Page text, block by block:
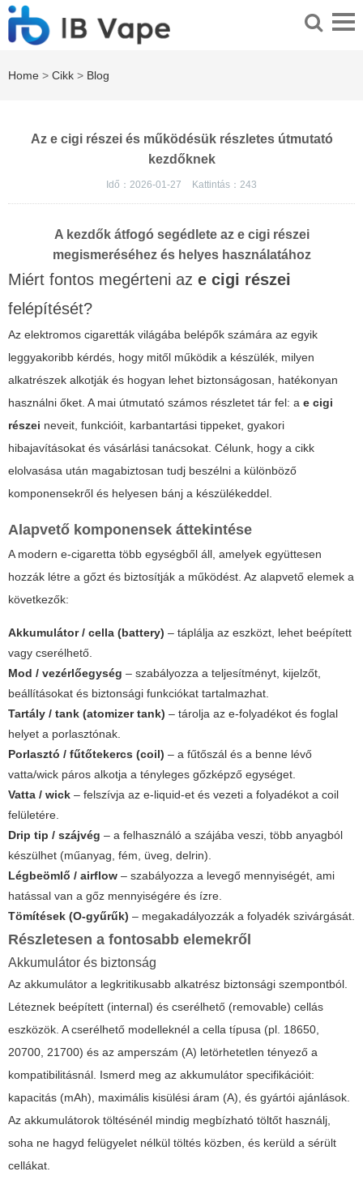
Home > Cikk > Blog
Az e cigi részei és működésük részletes útmutató
kezdőknek
Idő：2026-01-27 Kattintás： 243
A kezdők átfogó segédlete az e cigi részei
megismeréséhez és helyes használatához
Miért fontos megérteni az e cigi részei
felépítését?
Az elektromos cigaretták világába belépők számára az egyik
leggyakoribb kérdés, hogy mitől működik a készülék, milyen
alkatrészek alkotják és hogyan lehet biztonságosan, hatékonyan
használni őket. A mai útmutató számos részletet tár fel: a e cigi
részei neveit, funkcióit, karbantartási tippeket, gyakori
hibajavításokat és vásárlási tanácsokat. Célunk, hogy a cikk
elolvasása után magabiztosan tudj beszélni a különböző
komponensekről és helyesen bánj a készülékeddel.
Alapvető komponensek áttekintése
A modern e-cigaretta több egységből áll, amelyek együttesen
hozzák létre a gőzt és biztosítják a működést. Az alapvető elemek a
következők:
Akkumulátor / cella (battery) – táplálja az eszközt, lehet beépített
vagy cserélhető.
Mod / vezérlőegység – szabályozza a teljesítményt, kijelzőt,
beállításokat és biztonsági funkciókat tartalmazhat.
Tartály / tank (atomizer tank) – tárolja az e-folyadékot és foglal
helyet a porlasztónak.
Porlasztó / fűtőtekercs (coil) – a fűtőszál és a benne lévő
vatta/wick páros alkotja a tényleges gőzképző egységet.
Vatta / wick – felszívja az e-liquid-et és vezeti a folyadékot a coil
felületére.
Drip tip / szájvég – a felhasználó a szájába veszi, több anyagból
készülhet (műanyag, fém, üveg, delrin).
Légbeömlő / airflow – szabályozza a levegő mennyiségét, ami
hatással van a gőz mennyiségére és ízre.
Tömítések (O-gyűrűk) – megakadályozzák a folyadék szivárgását.
Részletesen a fontosabb elemekről
Akkumulátor és biztonság
Az akkumulátor a legkritikusabb alkatrész biztonsági szempontból.
Léteznek beépített (internal) és cserélhető (removable) cellás
eszközök. A cserélhető modelleknél a cella típusa (pl. 18650,
20700, 21700) és az amperszám (A) letörhetetlen tényező a
kompatibilitásnál. Ismerd meg az akkumulátor specifikációit:
kapacitás (mAh), maximális kisülési áram (A), és gyártói ajánlások.
Az akkumulátorok töltésénél mindig megbízható töltőt használj,
soha ne hagyd felügyelet nélkül töltés közben, és kerüld a sérült
cellákat.